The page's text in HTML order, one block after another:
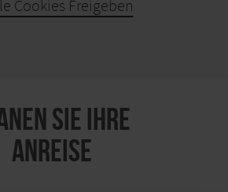
Cookies Freigeben
SIE IHRE
ANREISE